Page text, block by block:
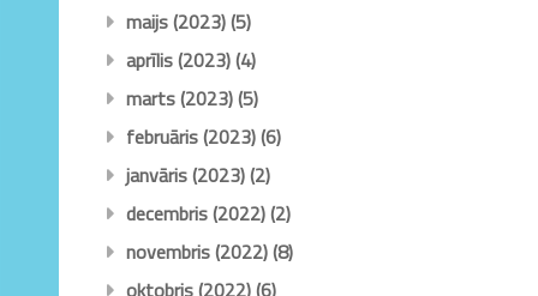
maijs (2023)(5)
aprīlis (2023)(4)
marts (2023)(5)
februāris (2023)(6)
janvāris (2023)(2)
decembris (2022)(2)
novembris (2022)(8)
oktobris (2022)(6)